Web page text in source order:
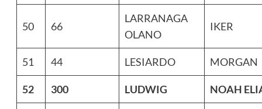
50 66
LARRANAGA
OLANO
IKER
51 44 LESIARDO MORGAN
52 300 LUDWIG NOAH